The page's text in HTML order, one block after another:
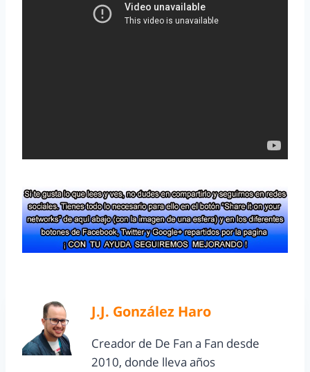
J.J. González Haro
Creador de De Fan a Fan desde
2010, donde lleva años